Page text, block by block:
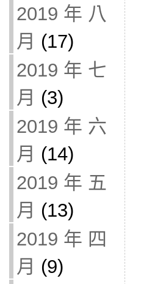
2019 年 八
月 (17)
2019 年 七
月 (3)
2019 年 六
月 (14)
2019 年 五
月 (13)
2019 年 四
月 (9)